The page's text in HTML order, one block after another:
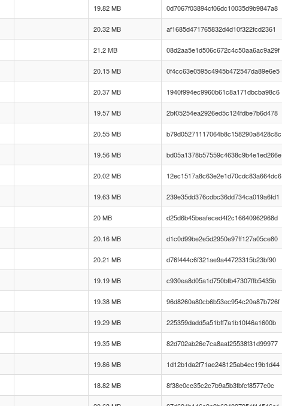
19.82 MB 0d7067f03894cf06dc10035d9b9847a8
20.32 MB af1685d471765832d4d10f322fcd2361
21.2 MB 08d2aa5e1d506c672c4c50aa6ac9a29f
20.15 MB 0f4cc63e0595c4945b472547da89e6e5
20.37 MB 1940f994ec9960b61c8a171dbcba98c6
19.57 MB 2bf05254ea2926ed5c124fdbe7b6d478
20.55 MB b79d05271117064b8c158290a8428c8c
19.56 MB bd05a1378b57559c4638c9b4e1ed266e
20.02 MB 12ec1517a8c63e2e1d70cdc83a664dc6
19.63 MB 239e35dd376cdbc36dd734ca019a6fd1
20 MB d25d6b45beafeced4f2c16640962968d
20.16 MB d1c0d99be2e5d2950e97ff127a05ce80
20.21 MB d76f444c6f321ae9a44723315b23bf90
19.19 MB c930ea8d05a1d750bfb47307ffb5435b
19.38 MB 96d8260a80cb6b53ec954c20a87b726f
19.29 MB 225359dadd5a51bff7a1b10f46a1600b
19.35 MB 82d702ab26e7ca8aaf25538f31d99977
19.86 MB 1d12b1da2f71ae248125ab4ec19b1d44
18.82 MB 8f38e0ce35c2c7b9a5b3fbfcf8577e0c